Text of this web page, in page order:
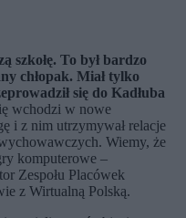
szkołę. To był bardzo
chłopak. Miał tylko
się do Kadłuba
wchodzi w nowe
i z nim utrzymywał relacje
Wiemy, że
komputerowe –
Zespołu Placówek
z Wirtualną Polską.